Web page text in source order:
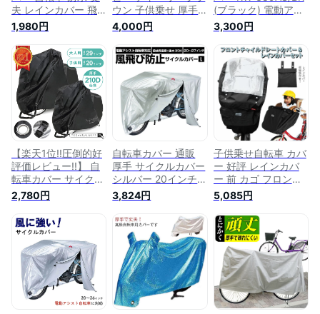
夫 レインカバー 飛
ばない 自転車カバー
子供乗せ 後ろ ママ
チャリ チャイルドシ
ート カバー 子供 電
動自転車 リア 雨カ
バー 撥水加工
1,980円
ウン 子供乗せ 厚手
防水 丈夫 ハイバッ
グ 撥水 サイクルカ
バー レインカバー
ママチャリ 紫外線
飛ばない バイク 原
付 軽量 電動自転車
かけやすい 簡単 20
インチ 24インチ 電
動自転車カバー 子供
乗せ SNOOPY
4,000円
(ブラック) 電動アシ
スト車 ヘッドレスト
付後子供乗せ対応 フ
ァスナー付 梅雨対策
梅雨 レイン グッズ
自転車 カバー ママ
チャリ 自転車カバー
防水 丈夫 電動 防犯
軽量 カバー 厚手 子
供乗せ 3人乗り ハイ
バック 後ろ ポイン
ト消化
3,300円
【楽天1位!!圧倒的好
評価レビュー!!】 自
転車カバー サイクル
カバー 厚手 防水 撥
水 大人用 子供用 レ
インカバー UVカッ
ト 紫外線 自転車 マ
マチャリ 電動自転車
折りたたみ バイク
原付 カバー 丈夫 お
しゃれ 軽量 20イン
チ mj-1130
2,780円
自転車カバー 通販
厚手 サイクルカバー
シルバー 20インチ
26インチ 自転車かば
ー 盗難防止 撥水 は
っ水 サイクルカバー
電動アシスト自転車
サイクル用品 風飛び
防止サイクルカバー
面ファスナー付き L
サイズ kawasumi
KW-378AS
3,824円
子供乗せ自転車 カバ
ー 好評 レインカバ
ー 前 カゴ フロント
シートカバー 自転車
用 雨具 ママチャリ
サイクルカバー 子供
乗せ自転車 おしゃれ
前乗せ 防寒 フロン
トカバー チャイルド
シートカバー セット
販売 オプション レ
インカバー
5,085円